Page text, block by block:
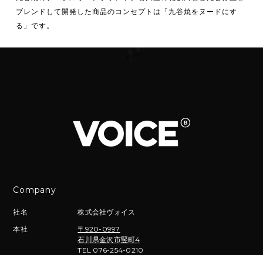
ブレンドして開発した商品のコンセプトは「九谷焼をヌードにす
る」です。
Company
社名
株式会社ヴォイス
本社
〒920-0997
石川県金沢市竪町4
TEL 076-254-0210